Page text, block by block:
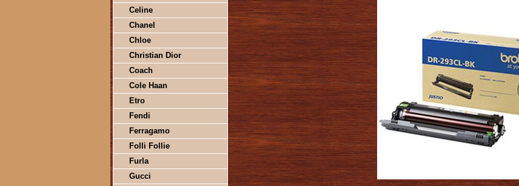
Celine
Chanel
Chloe
Christian Dior
Coach
Cole Haan
Etro
Fendi
Ferragamo
Folli Follie
Furla
Gucci